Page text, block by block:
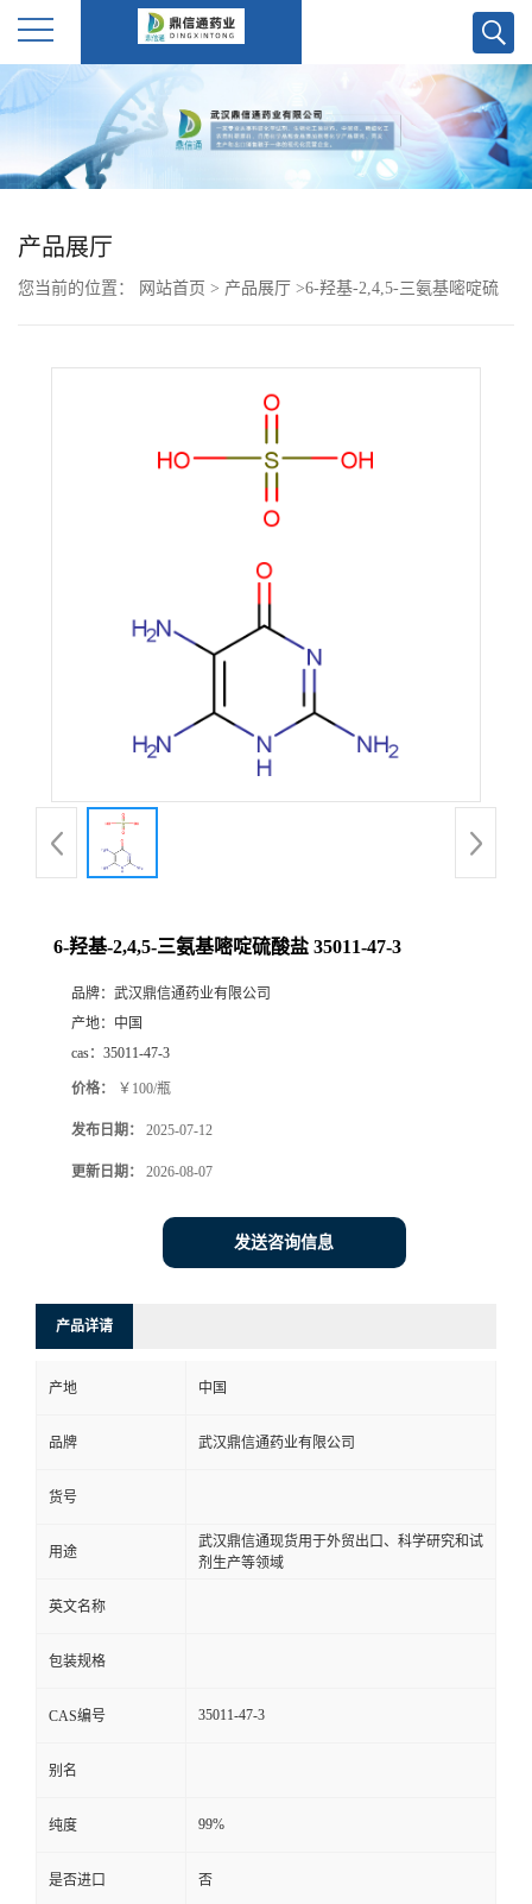
公
产
产品展厅
您当前的位置： 网站首页 > 产品展厅 >6-羟基-2,4,5-三氨基嘧啶硫
6-羟基-2,4,5-三氨基嘧啶硫酸盐 35011-47-3
品牌： 武汉鼎信通药业有限公司
产地： 中国
cas： 35011-47-3
价格： ￥100/瓶
发布日期： 2025-07-12
更新日期： 2026-08-07
发送咨询信息
产品详请
产地 中国
品牌 武汉鼎信通药业有限公司
货号
用途
武汉鼎信通现货用于外贸出口、科学研究和试
剂生产等领域
英文名称
包装规格
CAS编号 35011-47-3
别名
纯度 99%
是否进口 否